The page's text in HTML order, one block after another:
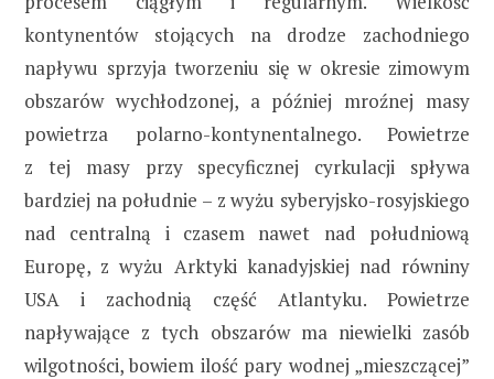
kontynentów stojących na drodze zachodniego
napływu sprzyja tworzeniu się w okresie zimowym
obszarów wychłodzonej, a później mroźnej masy
powietrza polarno-kontynentalnego. Powietrze
z tej masy przy specyficznej cyrkulacji spływa
bardziej na południe – z wyżu syberyjsko-rosyjskiego
nad centralną i czasem nawet nad południową
Europę, z wyżu Arktyki kanadyjskiej nad równiny
USA i zachodnią część Atlantyku. Powietrze
napływające z tych obszarów ma niewielki zasób
wilgotności, bowiem ilość pary wodnej „mieszczącej”